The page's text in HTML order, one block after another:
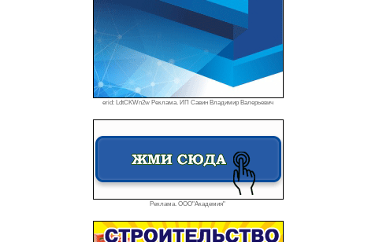
erid: LdtCKWn2w Реклама. ИП Савин Владимир Валерьевич
Реклама. ООО"Академия"